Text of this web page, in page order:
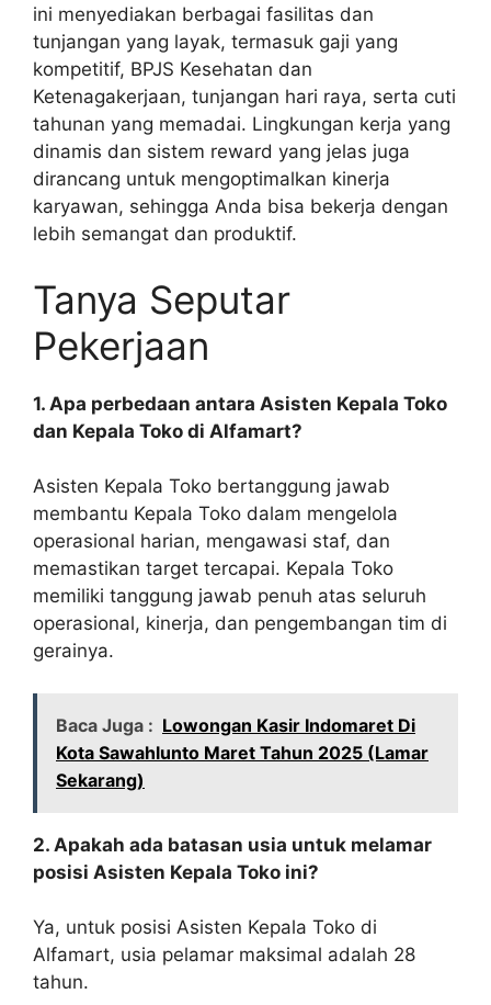
ini menyediakan berbagai fasilitas dan
tunjangan yang layak, termasuk gaji yang
kompetitif, BPJS Kesehatan dan
Ketenagakerjaan, tunjangan hari raya, serta cuti
tahunan yang memadai. Lingkungan kerja yang
dinamis dan sistem reward yang jelas juga
dirancang untuk mengoptimalkan kinerja
karyawan, sehingga Anda bisa bekerja dengan
lebih semangat dan produktif.
Tanya Seputar
Pekerjaan
1. Apa perbedaan antara Asisten Kepala Toko
dan Kepala Toko di Alfamart?
Asisten Kepala Toko bertanggung jawab
membantu Kepala Toko dalam mengelola
operasional harian, mengawasi staf, dan
memastikan target tercapai. Kepala Toko
memiliki tanggung jawab penuh atas seluruh
operasional, kinerja, dan pengembangan tim di
gerainya.
Baca Juga : Lowongan Kasir Indomaret Di
Kota Sawahlunto Maret Tahun 2025 (Lamar
Sekarang)
2. Apakah ada batasan usia untuk melamar
posisi Asisten Kepala Toko ini?
Ya, untuk posisi Asisten Kepala Toko di
Alfamart, usia pelamar maksimal adalah 28
tahun.